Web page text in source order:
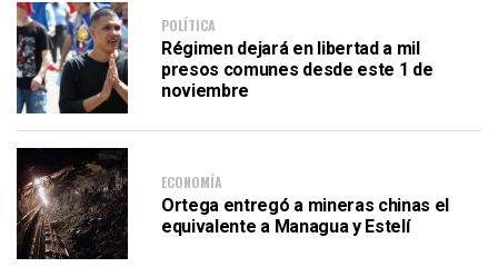
POLÍTICA
Régimen dejará en libertad a mil
presos comunes desde este 1 de
noviembre
ECONOMÍA
Ortega entregó a mineras chinas el
equivalente a Managua y Estelí